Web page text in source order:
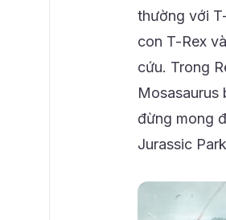
thường với
con T-Rex
cứu. Trong
Mosasaurus
đừng mong
Jurassic